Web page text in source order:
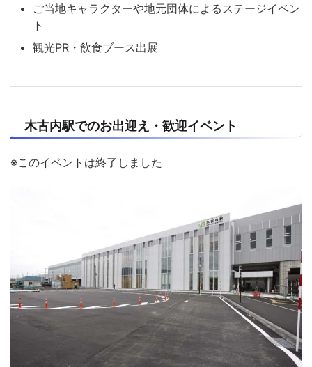
ご当地キャラクターや地元団体によるステージイベン
ト
観光PR・飲食ブース出展
木古内駅でのお出迎え・歓迎イベント
※このイベントは終了しました